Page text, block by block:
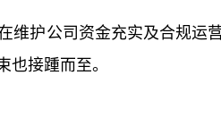
护公司资金充实及合规运
接踵而至。